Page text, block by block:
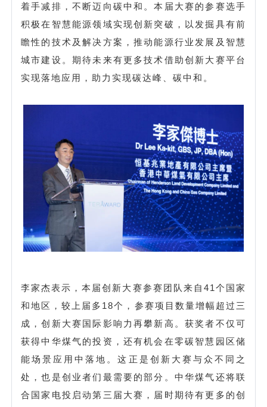
着手减排，不断迈向碳中和。本届大赛的参赛选手
积极在智慧能源领域实现创新突破，以发掘具有前
瞻性的技术及解决方案，推动能源行业发展及智慧
城市建设。期待未来有更多技术借助创新大赛平台
实现落地应用，助力实现碳达峰、碳中和。
李家杰表示，本届创新大赛参赛团队来自41个国家
和地区，较上届多18个，参赛项目数量增幅超过三
成，创新大赛国际影响力再攀新高。获奖者不仅可
获得中华煤气的投资，还有机会在零碳智慧园区储
能场景应用中落地。这正是创新大赛与众不同之
处，也是创业者们最需要的部分。中华煤气还将联
合国家电投启动第三届大赛，届时期待有更多的创